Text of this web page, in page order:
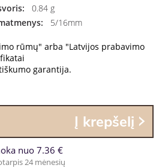
0.84 g
5/16mm
rūmų" arba "Latvijos prabavimo
garantija.
Į krepšelį
nuo 7.36 €
24 mėnesių